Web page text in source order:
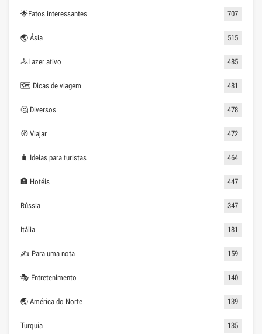
🌟Fatos interessantes 707
🌏 Ásia 515
🚴Lazer ativo 485
🗺 Dicas de viagem 481
🤔 Diversos 478
🧭 Viajar 472
🧳 Ideias para turistas 464
🏨 Hotéis 447
Rússia 347
Itália 181
✍ Para uma nota 159
🎭 Entretenimento 140
🌏 América do Norte 139
Turquia 135